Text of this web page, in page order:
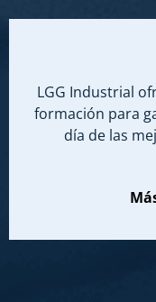
LGG Industrial
formación para
día de las